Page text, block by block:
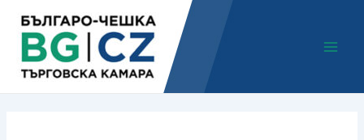
content